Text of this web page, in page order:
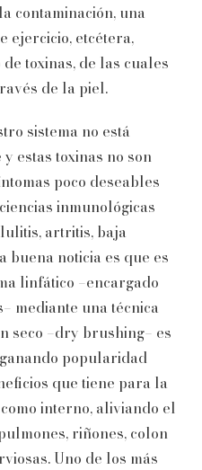
contaminación, una
ejercicio, etcétera,
toxinas, de las cuales
de la piel.
sistema no está
estas toxinas no son
poco deseables
inmunológicas
artritis, baja
buena noticia es que es
linfático –encargado
mediante una técnica
seco –dry brushing– es
popularidad
que tiene para la
interno, aliviando el
riñones, colon
Uno de los más